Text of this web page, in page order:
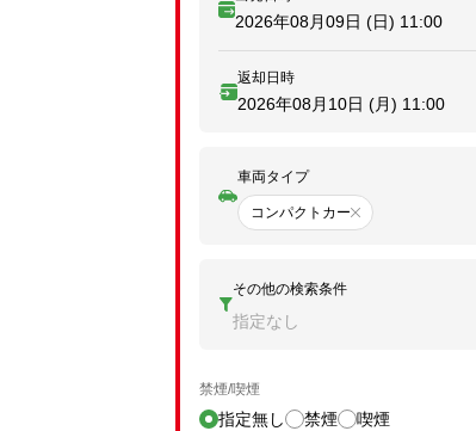
2026年08月09日 (日) 11:00
返却日時
2026年08月10日 (月) 11:00
車両タイプ
コンパクトカー
その他の検索条件
指定なし
禁煙/喫煙
指定無し 禁煙 喫煙